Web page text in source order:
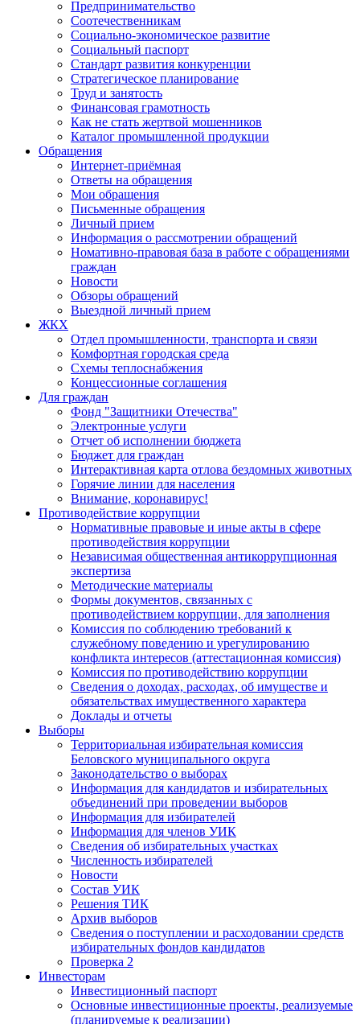
Предпринимательство
Соотечественникам
Социально-экономическое развитие
Социальный паспорт
Стандарт развития конкуренции
Стратегическое планирование
Труд и занятость
Финансовая грамотность
Как не стать жертвой мошенников
Каталог промышленной продукции
Обращения
Интернет-приёмная
Ответы на обращения
Мои обращения
Письменные обращения
Личный прием
Информация о рассмотрении обращений
Номативно-правовая база в работе с обращениями
граждан
Новости
Обзоры обращений
Выездной личный прием
ЖКХ
Отдел промышленности, транспорта и связи
Комфортная городская среда
Схемы теплоснабжения
Концессионные соглашения
Для граждан
Фонд "Защитники Отечества"
Электронные услуги
Отчет об исполнении бюджета
Бюджет для граждан
Интерактивная карта отлова бездомных животных
Горячие линии для населения
Внимание, коронавирус!
Противодействие коррупции
Нормативные правовые и иные акты в сфере
противодействия коррупции
Независимая общественная антикоррупционная
экспертиза
Методические материалы
Формы документов, связанных с
противодействием коррупции, для заполнения
Комиссия по соблюдению требований к
служебному поведению и урегулированию
конфликта интересов (аттестационная комиссия)
Комиссия по противодействию коррупции
Сведения о доходах, расходах, об имуществе и
обязательствах имущественного характера
Доклады и отчеты
Выборы
Территориальная избирательная комиссия
Беловского муниципального округа
Законодательство о выборах
Информация для кандидатов и избирательных
объединений при проведении выборов
Информация для избирателей
Информация для членов УИК
Сведения об избирательных участках
Численность избирателей
Новости
Состав УИК
Решения ТИК
Архив выборов
Сведения о поступлении и расходовании средств
избирательных фондов кандидатов
Проверка 2
Инвесторам
Инвестиционный паспорт
Основные инвестиционные проекты, реализуемые
(планируемые к реализации)